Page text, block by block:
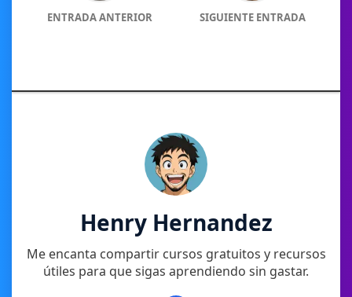
ENTRADA ANTERIOR SIGUIENTE ENTRADA
Henry Hernandez
Me encanta compartir cursos gratuitos y recursos
útiles para que sigas aprendiendo sin gastar.